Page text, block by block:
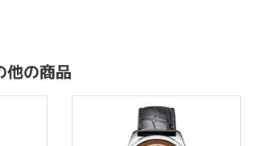
他の商品